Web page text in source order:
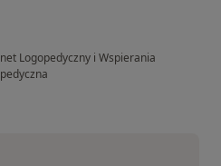
Logopedyczny i Wspierania